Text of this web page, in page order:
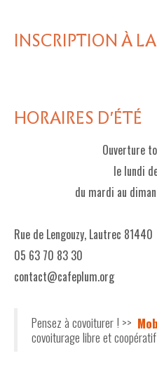
INSCRIPTION À
HORAIRES D'ÉTÉ
Ouverture
le lundi
du mardi au
Rue de Lengouzy, Lautrec 81440
05 63 70 83 30
contact@cafeplum.org
Pensez à covoiturer ! >>
covoiturage libre et coopératif